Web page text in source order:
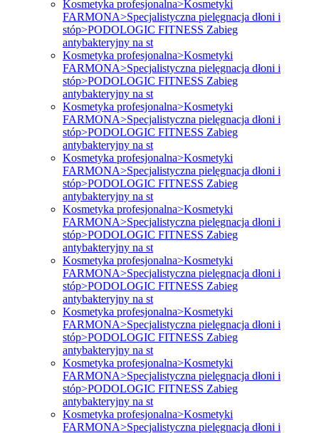
Kosmetyka profesjonalna>Kosmetyki
FARMONA>Specjalistyczna pielęgnacja dłoni i
stóp>PODOLOGIC FITNESS Zabieg
antybakteryjny na st
Kosmetyka profesjonalna>Kosmetyki
FARMONA>Specjalistyczna pielęgnacja dłoni i
stóp>PODOLOGIC FITNESS Zabieg
antybakteryjny na st
Kosmetyka profesjonalna>Kosmetyki
FARMONA>Specjalistyczna pielęgnacja dłoni i
stóp>PODOLOGIC FITNESS Zabieg
antybakteryjny na st
Kosmetyka profesjonalna>Kosmetyki
FARMONA>Specjalistyczna pielęgnacja dłoni i
stóp>PODOLOGIC FITNESS Zabieg
antybakteryjny na st
Kosmetyka profesjonalna>Kosmetyki
FARMONA>Specjalistyczna pielęgnacja dłoni i
stóp>PODOLOGIC FITNESS Zabieg
antybakteryjny na st
Kosmetyka profesjonalna>Kosmetyki
FARMONA>Specjalistyczna pielęgnacja dłoni i
stóp>PODOLOGIC FITNESS Zabieg
antybakteryjny na st
Kosmetyka profesjonalna>Kosmetyki
FARMONA>Specjalistyczna pielęgnacja dłoni i
stóp>PODOLOGIC FITNESS Zabieg
antybakteryjny na st
Kosmetyka profesjonalna>Kosmetyki
FARMONA>Specjalistyczna pielęgnacja dłoni i
stóp>PODOLOGIC FITNESS Zabieg
antybakteryjny na st
Kosmetyka profesjonalna>Kosmetyki
FARMONA>Specjalistyczna pielęgnacja dłoni i